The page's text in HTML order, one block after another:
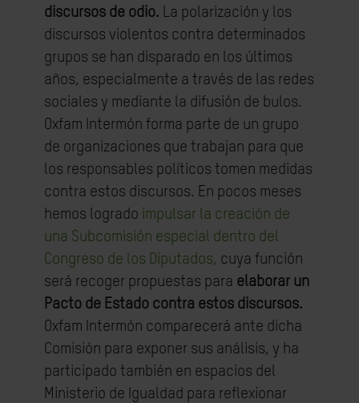
discursos de odio. La polarización y los
discursos violentos contra determinados
grupos se han disparado en los últimos
años, especialmente a través de las redes
sociales y mediante la difusión de bulos.
Oxfam Intermón forma parte de un grupo
de organizaciones que trabajan para que
los responsables políticos tomen medidas
contra estos discursos. En pocos meses
hemos logrado impulsar la creación de
una Subcomisión especial dentro del
Congreso de los Diputados, cuya función
será recoger propuestas para elaborar un
Pacto de Estado contra estos discursos.
Oxfam Intermón comparecerá ante dicha
Comisión para exponer sus análisis, y ha
participado también en espacios del
Ministerio de Igualdad para reflexionar